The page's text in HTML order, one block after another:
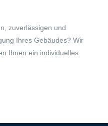
zuverlässigen und
Ihres Gebäudes? Wir
Ihnen ein individuelles